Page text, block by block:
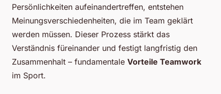
Persönlichkeiten aufeinandertreffen, entstehen
Meinungsverschiedenheiten, die im Team geklärt
werden müssen. Dieser Prozess stärkt das
Verständnis füreinander und festigt langfristig den
Zusammenhalt – fundamentale Vorteile Teamwork
im Sport.